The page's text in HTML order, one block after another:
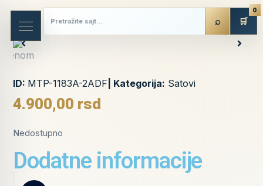
ID: MTP-1183A-2ADF | Kategorija: Satovi
4.900,00 rsd
Nedostupno
Dodatne informacije
🛒
0